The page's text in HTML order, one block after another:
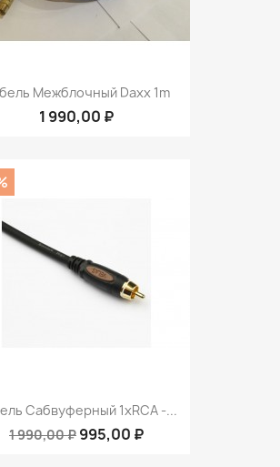
Межблочный Daxx 1m
1 990,00 ₽
Сабвуферный 1xRCA -...
1 990,00 ₽ 995,00 ₽